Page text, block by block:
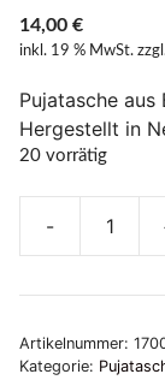
14,00 €
inkl. 19 % MwSt.
Pujatasche
Hergestellt in
20 vorrätig
-
Artikelnummer:
Kategorie: